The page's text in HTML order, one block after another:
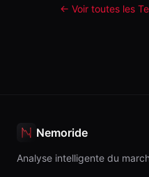
← Voir toutes les
Nemoride
Analyse intelligente du